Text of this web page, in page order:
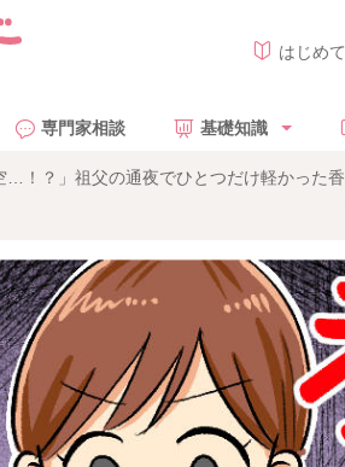
はじめ
専門家相談 基礎知識
…！？」祖父の通夜でひとつだけ軽かった